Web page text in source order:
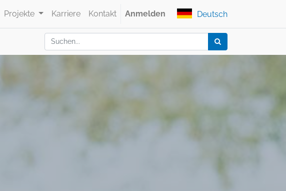
Projekte Karriere Kontakt Anmelden Deutsch